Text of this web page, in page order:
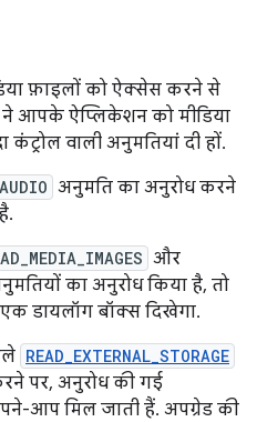
फ़ाइलों को ऐक्सेस करने से
ने आपके ऐप्लिकेशन को मीडिया
वाली अनुमतियां दी हों.
अनुमति का अनुरोध करने
और
का अनुरोध किया है, तो
डायलॉग बॉक्स दिखेगा.
READ_EXTERNAL_STORAGE
पर, अनुरोध की गई
आप मिल जाती हैं. अपग्रेड की